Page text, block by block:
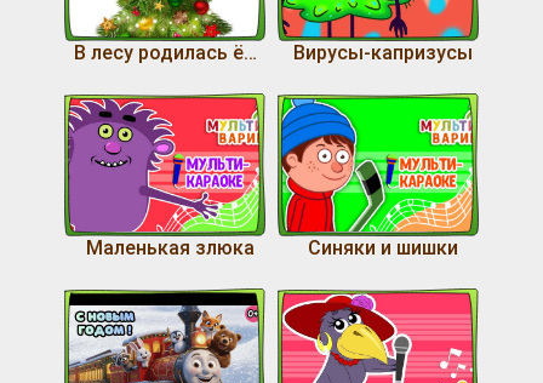
В лесу родилась ёлочка Вирусы-капризусы
Маленькая злюка Синяки и шишки